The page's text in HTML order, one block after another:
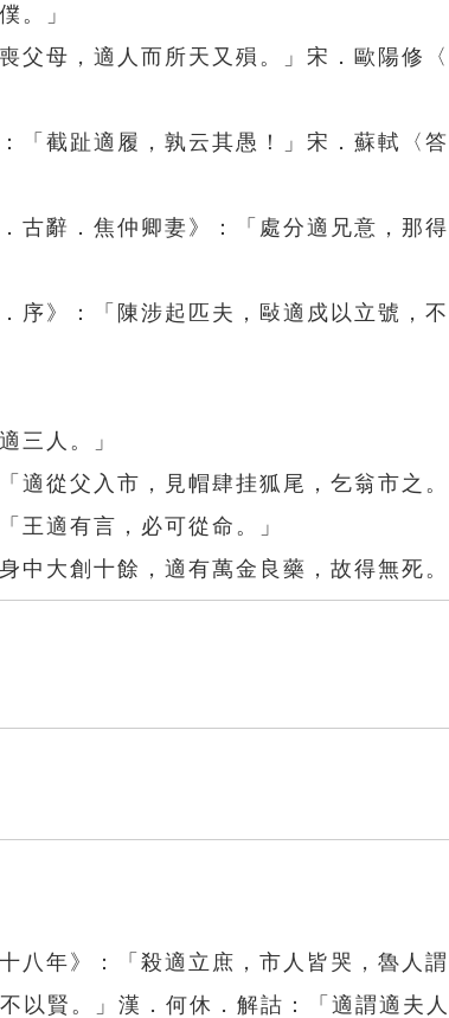
。」
父母，適人而所天又殞。」宋．歐陽修
「截趾適履，孰云其愚！」宋．蘇軾〈
古辭．焦仲卿妻》：「處分適兄意，那
序》：「陳涉起匹夫，敺適戍以立號，
三人。」
適從父入市，見帽肆挂狐尾，乞翁市之
王適有言，必可從命。」
中大創十餘，適有萬金良藥，故得無死
八年》：「殺適立庶，市人皆哭，魯人
以賢。」漢．何休．解詁：「適謂適夫